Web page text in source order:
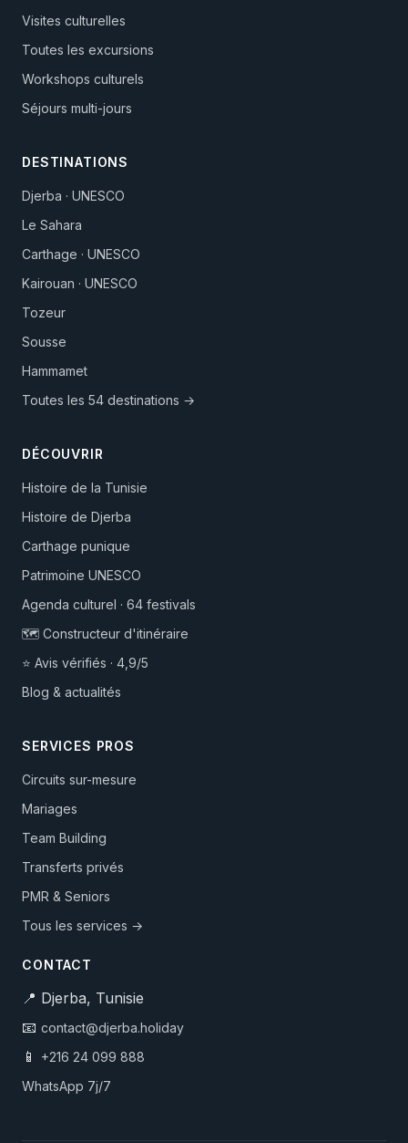
Visites culturelles
Toutes les excursions
Workshops culturels
Séjours multi-jours
DESTINATIONS
Djerba · UNESCO
Le Sahara
Carthage · UNESCO
Kairouan · UNESCO
Tozeur
Sousse
Hammamet
Toutes les 54 destinations →
DÉCOUVRIR
Histoire de la Tunisie
Histoire de Djerba
Carthage punique
Patrimoine UNESCO
Agenda culturel · 64 festivals
🗺️ Constructeur d'itinéraire
⭐ Avis vérifiés · 4,9/5
Blog & actualités
SERVICES PROS
Circuits sur-mesure
Mariages
Team Building
Transferts privés
PMR & Seniors
Tous les services →
CONTACT
📍 Djerba, Tunisie
📧 contact@djerba.holiday
📱
+216 24 099 888
WhatsApp 7j/7